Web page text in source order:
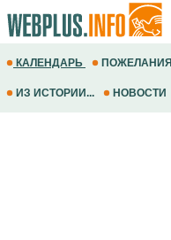
КАЛЕНДАРЬ ПОЖЕЛАНИЯ
ИЗ ИСТОРИИ... НОВОСТИ